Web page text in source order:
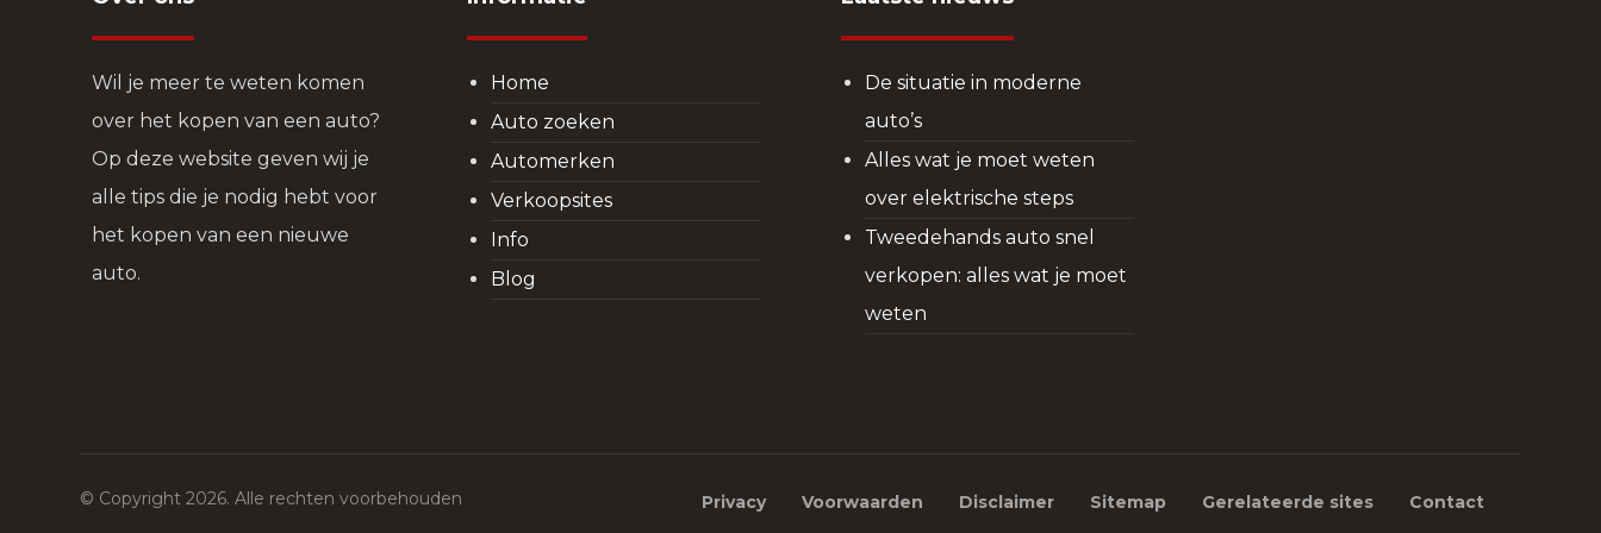
Wil je meer te weten komen
over het kopen van een auto?
Op deze website geven wij je
alle tips die je nodig hebt voor
het kopen van een nieuwe
auto.
Home
Auto zoeken
Automerken
Verkoopsites
Info
Blog
De situatie in moderne
auto’s
Alles wat je moet weten
over elektrische steps
Tweedehands auto snel
verkopen: alles wat je moet
weten
© Copyright 2026. Alle rechten voorbehouden Privacy Voorwaarden Disclaimer Sitemap Gerelateerde sites Contact